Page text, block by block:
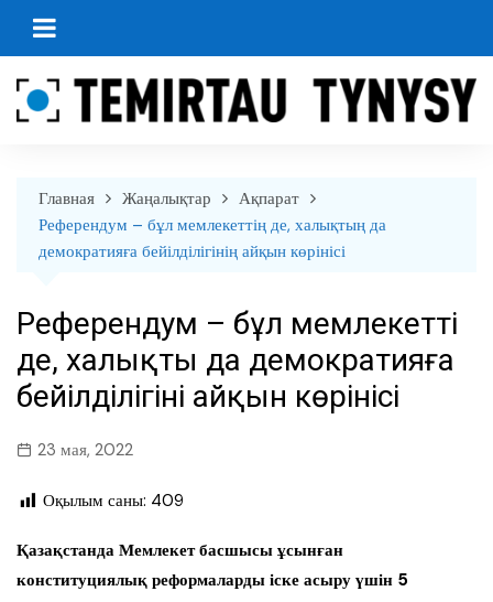
перейти
Главная Жаңалықтар
Ақпарат
Референдум – бұл мемлекеттің де, халықтың да
демократияға бейілділігінің айқын көрінісі
Референдум – бұл мемлекеттің
де, халықтың да демократияға
бейілділігінің айқын көрінісі
23 мая, 2022
Оқылым саны: 409
Қазақстанда Мемлекет басшысы ұсынған
конституциялық реформаларды іске асыру үшін 5